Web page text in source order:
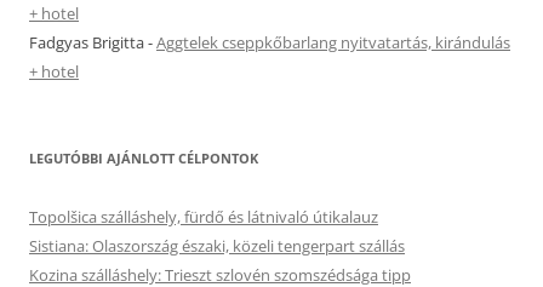
+ hotel
Fadgyas Brigitta-Aggtelek cseppkőbarlang nyitvatartás, kirándulás
+ hotel
LEGUTÓBBI AJÁNLOTT CÉLPONTOK
Topolšica szálláshely, fürdő és látnivaló útikalauz
Sistiana: Olaszország északi, közeli tengerpart szállás
Kozina szálláshely: Trieszt szlovén szomszédsága tipp